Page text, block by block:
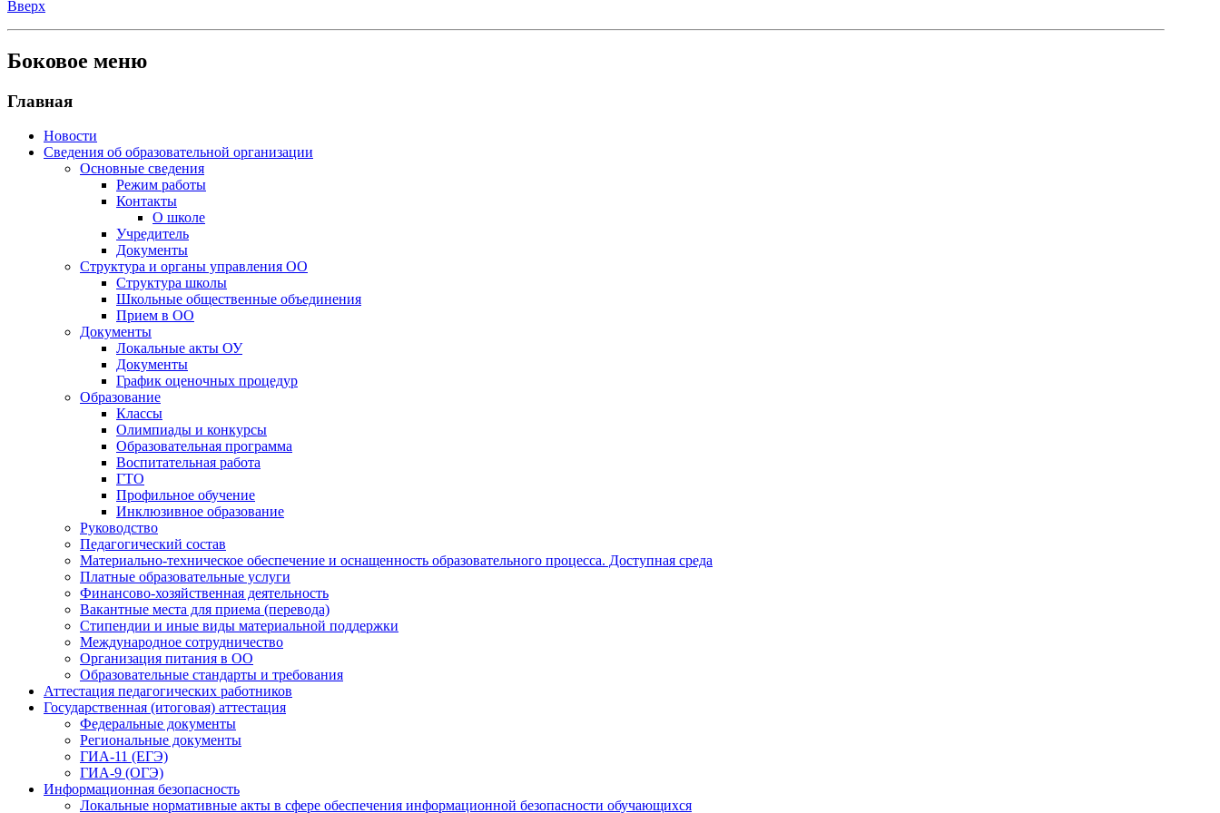
Вверх
Боковое меню
Главная
Новости
Сведения об образовательной организации
Основные сведения
Режим работы
Контакты
О школе
Учредитель
Документы
Структура и органы управления ОО
Структура школы
Школьные общественные объединения
Прием в ОО
Документы
Локальные акты ОУ
Документы
График оценочных процедур
Образование
Классы
Олимпиады и конкурсы
Образовательная программа
Воспитательная работа
ГТО
Профильное обучение
Инклюзивное образование
Руководство
Педагогический состав
Материально-техническое обеспечение и оснащенность образовательного процесса. Доступная среда
Платные образовательные услуги
Финансово-хозяйственная деятельность
Вакантные места для приема (перевода)
Стипендии и иные виды материальной поддержки
Международное сотрудничество
Организация питания в ОО
Образовательные стандарты и требования
Аттестация педагогических работников
Государственная (итоговая) аттестация
Федеральные документы
Региональные документы
ГИА-11 (ЕГЭ)
ГИА-9 (ОГЭ)
Информационная безопасность
Локальные нормативные акты в сфере обеспечения информационной безопасности обучающихся